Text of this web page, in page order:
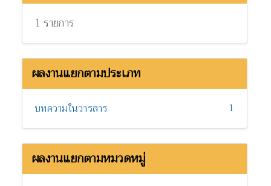
1 รายการ
ผลงานแยกตามประเภท
บทความในวารสาร 1
ผลงานแยกตามหมวดหมู่